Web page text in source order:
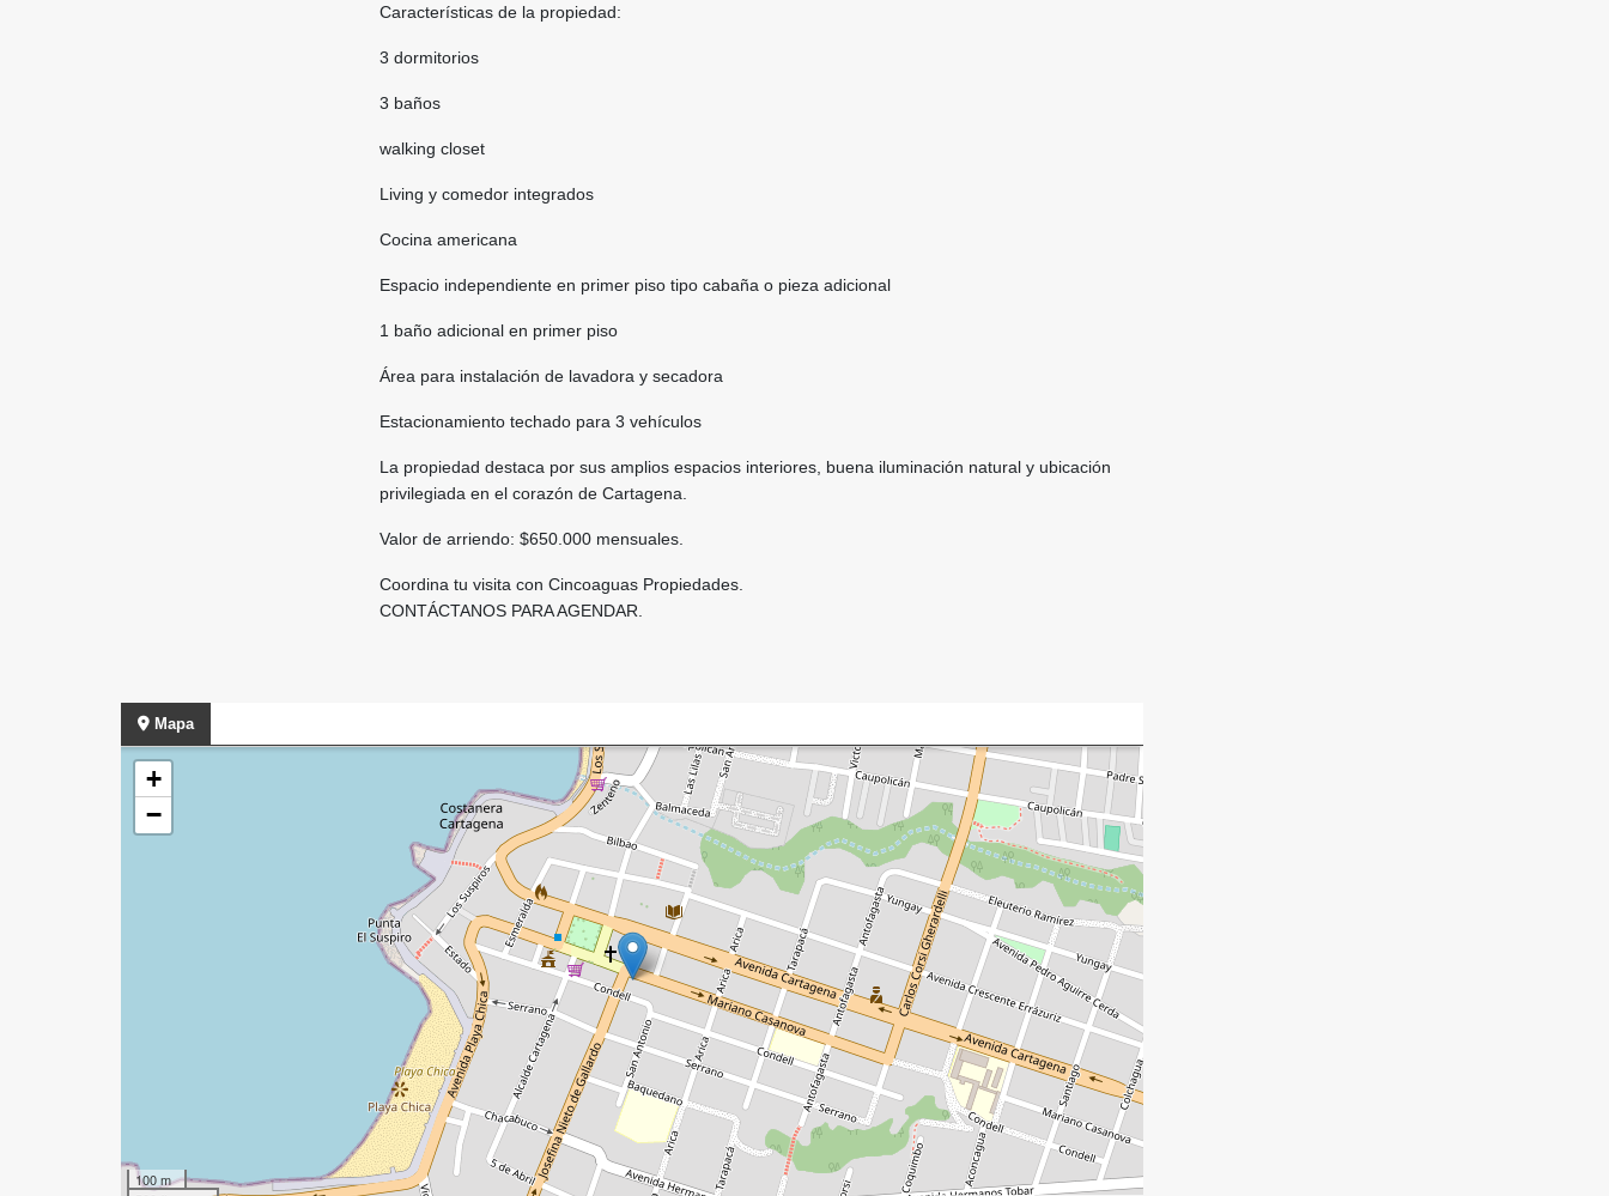
Características de la propiedad:
3 dormitorios
3 baños
walking closet
Living y comedor integrados
Cocina americana
Espacio independiente en primer piso tipo cabaña o pieza adicional
1 baño adicional en primer piso
Área para instalación de lavadora y secadora
Estacionamiento techado para 3 vehículos
La propiedad destaca por sus amplios espacios interiores, buena iluminación natural y ubicación
privilegiada en el corazón de Cartagena.
Valor de arriendo: $650.000 mensuales.
Coordina tu visita con Cincoaguas Propiedades.
CONTÁCTANOS PARA AGENDAR.
Mapa
+
−
100 m